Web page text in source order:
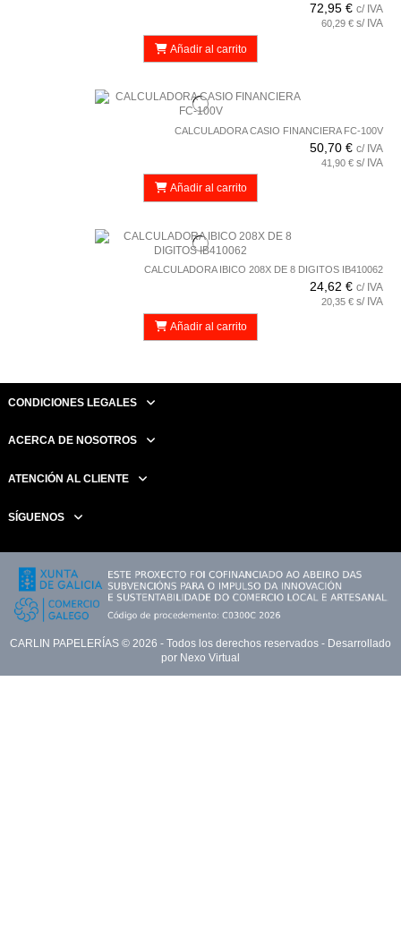
72,95 € c/ IVA
60,29 € s/ IVA
Añadir al carrito
CALCULADORA CASIO FINANCIERA FC-100V
50,70 € c/ IVA
41,90 € s/ IVA
Añadir al carrito
CALCULADORA IBICO 208X DE 8 DIGITOS IB410062
24,62 € c/ IVA
20,35 € s/ IVA
Añadir al carrito
CONDICIONES LEGALES
ACERCA DE NOSOTROS
ATENCIÓN AL CLIENTE
SÍGUENOS
CARLIN PAPELERÍAS © 2026 - Todos los derechos reservados - Desarrollado
por Nexo Virtual